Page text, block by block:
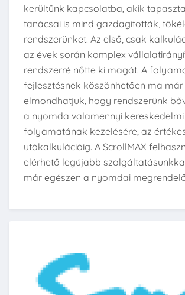
kerültünk kapcsolatba, akik
tanácsai is mind gazdagították,
rendszerünket. Az első, csak
az évek során komplex
rendszerré nőtte ki magát. A
fejlesztésnek köszönhetően ma már
elmondhatjuk, hogy rendszerünk
a nyomda valamennyi
folyamatának kezelésére, az
utókalkulációig. A ScrollMAX
elérhető legújabb
már egészen a nyomdai